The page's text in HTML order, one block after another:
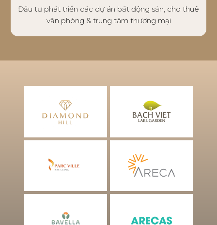
Đầu tư phát triển các dự án bất động sản, cho thuê
văn phòng & trung tâm thương mại